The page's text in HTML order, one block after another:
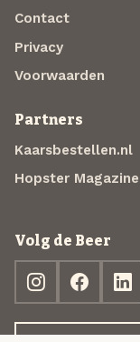
Contact
Privacy
Voorwaarden
Partners
Kaarsbestellen.nl
Hopster Magazine
Volg de Beer